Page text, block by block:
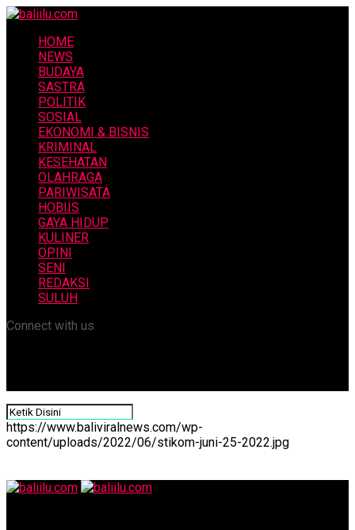
HOME
NEWS
BUDAYA
SASTRA
POLITIK
SOSIAL
EKONOMI & BISNIS
KRIMINAL
KESEHATAN
OLAHRAGA
PARIWISATA
HOBIIS
GAYA HIDUP
KULINER
OPINI
SENI
REDAKSI
SULUH
Connect with us
https://www.baliviralnews.com/wp-
content/uploads/2022/06/stikom-juni-25-2022.jpg